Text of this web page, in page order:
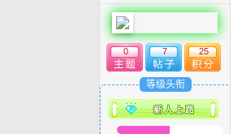
0 7 25
等级头衔